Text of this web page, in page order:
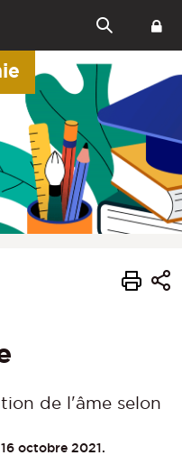
de l'âme selon
octobre 2021.